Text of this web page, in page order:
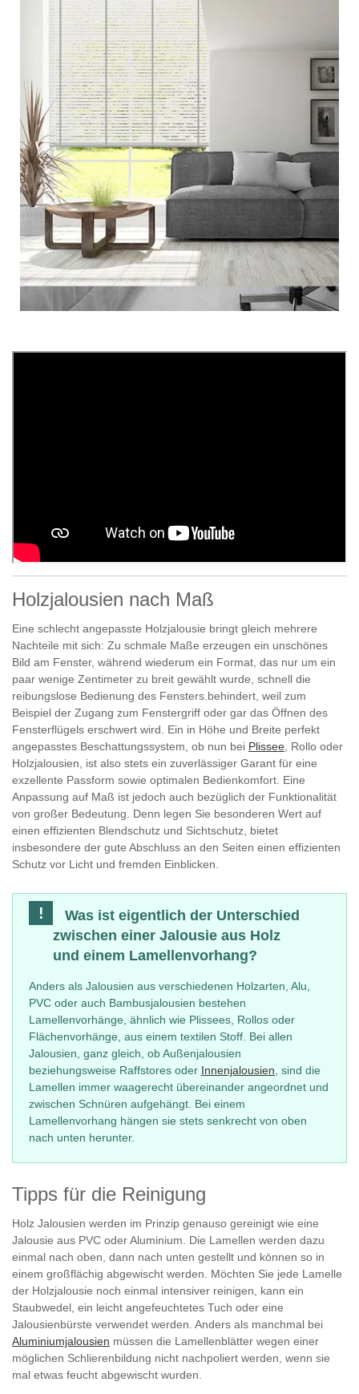
Holzjalousien nach Maß
Eine schlecht angepasste Holzjalousie bringt gleich mehrere
Nachteile mit sich: Zu schmale Maße erzeugen ein unschönes
Bild am Fenster, während wiederum ein Format, das nur um ein
paar wenige Zentimeter zu breit gewählt wurde, schnell die
reibungslose Bedienung des Fensters.behindert, weil zum
Beispiel der Zugang zum Fenstergriff oder gar das Öffnen des
Fensterflügels erschwert wird. Ein in Höhe und Breite perfekt
angepasstes Beschattungssystem, ob nun bei Plissee, Rollo oder
Holzjalousien, ist also stets ein zuverlässiger Garant für eine
exzellente Passform sowie optimalen Bedienkomfort. Eine
Anpassung auf Maß ist jedoch auch bezüglich der Funktionalität
von großer Bedeutung. Denn legen Sie besonderen Wert auf
einen effizienten Blendschutz und Sichtschutz, bietet
insbesondere der gute Abschluss an den Seiten einen effizienten
Schutz vor Licht und fremden Einblicken.
Was ist eigentlich der Unterschied
zwischen einer Jalousie aus Holz
und einem Lamellenvorhang?
Anders als Jalousien aus verschiedenen Holzarten, Alu,
PVC oder auch Bambusjalousien bestehen
Lamellenvorhänge, ähnlich wie Plissees, Rollos oder
Flächenvorhänge, aus einem textilen Stoff. Bei allen
Jalousien, ganz gleich, ob Außenjalousien
beziehungsweise Raffstores oder Innenjalousien, sind die
Lamellen immer waagerecht übereinander angeordnet und
zwischen Schnüren aufgehängt. Bei einem
Lamellenvorhang hängen sie stets senkrecht von oben
nach unten herunter.
Tipps für die Reinigung
Holz Jalousien werden im Prinzip genauso gereinigt wie eine
Jalousie aus PVC oder Aluminium. Die Lamellen werden dazu
einmal nach oben, dann nach unten gestellt und können so in
einem großflächig abgewischt werden. Möchten Sie jede Lamelle
der Holzjalousie noch einmal intensiver reinigen, kann ein
Staubwedel, ein leicht angefeuchtetes Tuch oder eine
Jalousienbürste verwendet werden. Anders als manchmal bei
Aluminiumjalousien müssen die Lamellenblätter wegen einer
möglichen Schlierenbildung nicht nachpoliert werden, wenn sie
mal etwas feucht abgewischt wurden.